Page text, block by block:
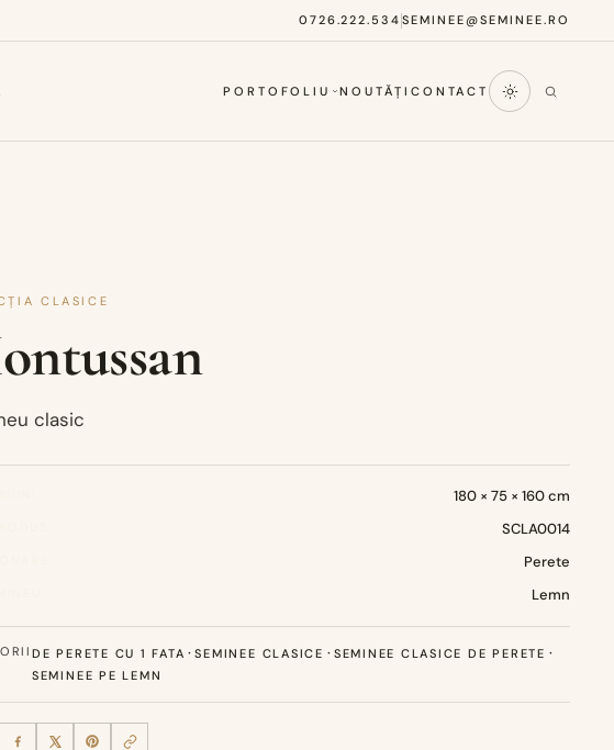
0726.222.534 SEMINEE@SEMINEE.RO
PORTOFOLIU NOUTĂȚI CONTACT
CLASICE
clasic
180 × 75 × 160 cm
SCLA0014
Perete
Lemn
DE PERETE CU 1 FATA ·SEMINEE CLASICE · SEMINEE CLASICE DE PERETE ·
SEMINEE PE LEMN